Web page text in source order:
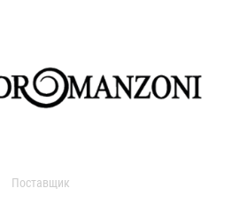
Поставщик